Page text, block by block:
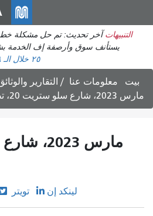
انتقل
إلى
التنبيهات آخر تحديث: تم حل مشكلة
يستأنف سوق وأرصفة إف الخدمة
٢٥ خلال الـ ٤٨ ساعة الماضية)
بيت معلومات عنا
التقارير
مارس 2023، شارع سلو ستريت 20، تصميم مبدئي
تويتر لينكد إن